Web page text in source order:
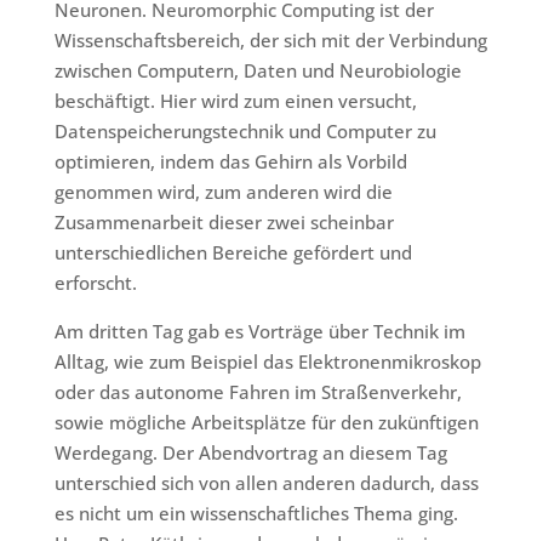
Neuronen. Neuromorphic Computing ist der
Wissenschaftsbereich, der sich mit der Verbindung
zwischen Computern, Daten und Neurobiologie
beschäftigt. Hier wird zum einen versucht,
Datenspeicherungstechnik und Computer zu
optimieren, indem das Gehirn als Vorbild
genommen wird, zum anderen wird die
Zusammenarbeit dieser zwei scheinbar
unterschiedlichen Bereiche gefördert und
erforscht.
Am dritten Tag gab es Vorträge über Technik im
Alltag, wie zum Beispiel das Elektronenmikroskop
oder das autonome Fahren im Straßenverkehr,
sowie mögliche Arbeitsplätze für den zukünftigen
Werdegang. Der Abendvortrag an diesem Tag
unterschied sich von allen anderen dadurch, dass
es nicht um ein wissenschaftliches Thema ging.